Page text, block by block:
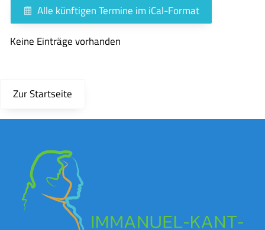
Alle künftigen Termine im iCal-Format
Keine Einträge vorhanden
Zur Startseite